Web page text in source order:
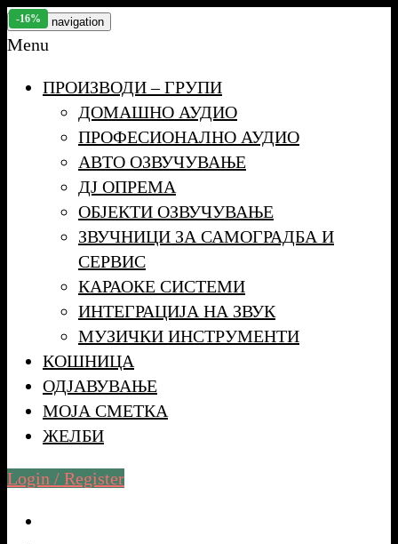
Skip
to
content
Toggle navigation
Menu
ПРОИЗВОДИ – ГРУПИ
ДОМАШНО АУДИО
ПРОФЕСИОНАЛНО АУДИО
АВТО ОЗВУЧУВАЊЕ
ДЈ ОПРЕМА
ОБЈЕКТИ ОЗВУЧУВАЊЕ
ЗВУЧНИЦИ ЗА САМОГРАДБА И
СЕРВИС
КАРАОКЕ СИСТЕМИ
ИНТЕГРАЦИЈА НА ЗВУК
МУЗИЧКИ ИНСТРУМЕНТИ
КОШНИЦА
ОДЈАВУВАЊЕ
МОЈА СМЕТКА
ЖЕЛБИ
Login / Register
-16%